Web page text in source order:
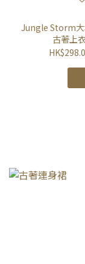
Jungle Storm
古著上